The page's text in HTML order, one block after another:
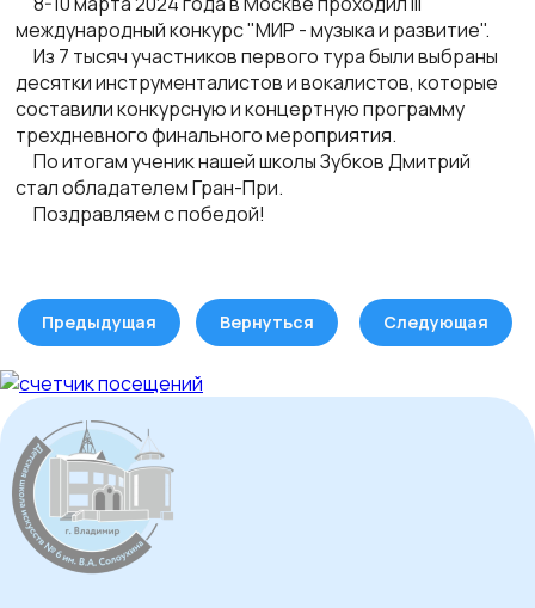
международный конкурс "МИР - музыка и развитие".
Из 7 тысяч участников первого тура были выбраны
десятки инструменталистов и вокалистов, которые
составили конкурсную и концертную программу
трехдневного финального мероприятия.
По итогам ученик нашей школы Зубков Дмитрий
стал обладателем Гран-При.
Поздравляем с победой!
Предыдущая Вернуться Следующая